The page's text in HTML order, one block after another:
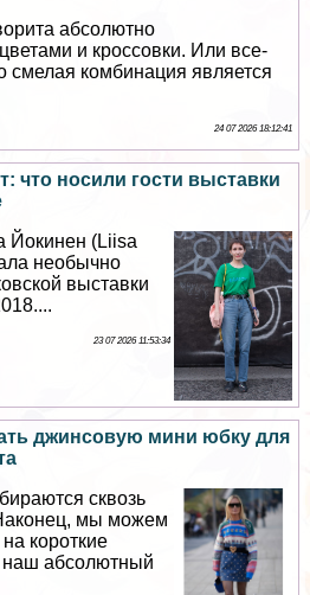
абсолютно
и кроссовки. Или все-
смелая комбинация является
24 07 2026 18:12:41
что носили гости выставки
Йокинен (Liisa
необычно
выставки
23 07 2026 11:53:34
джинсовую мини юбку для
сквозь
мы можем
короткие
наш абсолютный